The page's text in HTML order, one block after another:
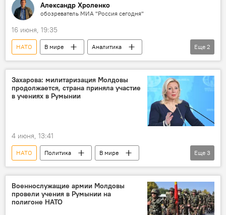
Александр Хроленко
обозреватель МИА "Россия сегодня"
16 июня, 19:35
НАТО В мире
Аналитика
колумнистика
Прибалтика
Еще 2
Захарова: милитаризация Молдовы
продолжается, страна приняла участие
в учениях в Румынии
4 июня, 13:41
НАТО Политика
В мире
Молдова
Мария Захарова
Еще 3
Военнослужащие армии Молдовы
провели учения в Румынии на
полигоне НАТО